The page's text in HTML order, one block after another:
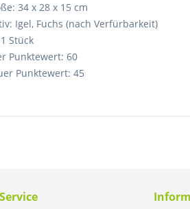
34 x 28 x 15 cm
Igel, Fuchs (nach Verfürbarkeit)
Stück
Punktewert: 60
Punktewert: 45